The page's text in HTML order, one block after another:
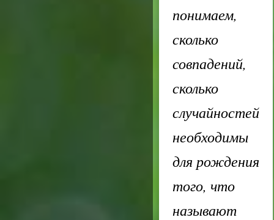
понимаем,
сколько
совпадений,
сколько
случайностей
необходимы
для рождения
того, что
называют